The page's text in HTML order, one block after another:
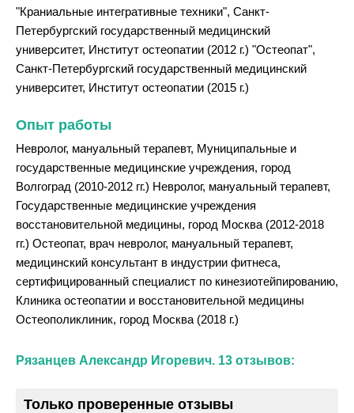
"Краниальные интегративные техники", Санкт-
Петербургский государственный медицинский
университет, Институт остеопатии (2012 г.) "Остеопат",
Санкт-Петербургский государственный медицинский
университет, Институт остеопатии (2015 г.)
Опыт работы
Невролог, мануальный терапевт, Муниципальные и
государственные медицинские учреждения, город
Волгоград (2010-2012 гг.) Невролог, мануальный терапевт,
Государственные медицинские учреждения
восстановительной медицины, город Москва (2012-2018
гг.) Остеопат, врач невролог, мануальный терапевт,
медицинский консультант в индустрии фитнеса,
сертифицированный специалист по кинезиотейпированию,
Клиника остеопатии и восстановительной медицины
Остеополиклиник, город Москва (2018 г.)
Рязанцев Александр Игоревич. 13 отзывов:
Только проверенные отзывы